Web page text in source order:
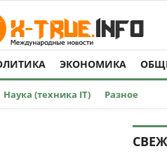
ЭКОНОМИКА
Наука (техника IT) Разное